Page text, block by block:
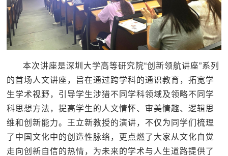
本次讲座是深圳大学高等研究院“创新领航讲座”系列
的首场人文讲座，旨在通过跨学科的通识教育，拓宽学
生学术视野，引导学生涉猎不同学科领域及领略不同学
科思想方法，提高学生的人文情怀、审美情趣、逻辑思
维和创新能力。王立新教授的演讲，不仅为同学们梳理
了中国文化中的创造性脉络，更点燃了大家从文化自觉
走向创新自信的热情，为未来的学术与人生道路提供了